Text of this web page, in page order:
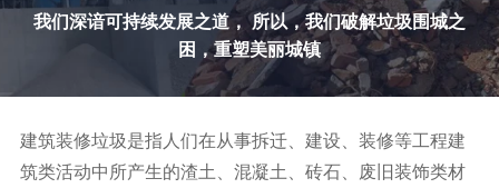
四轴撕碎机 液压粗碎机
垃圾破袋机 移动式撕碎站
粉碎设备
环锤式粉碎机 鼓式粉碎机
破碎设备
解决方案
新闻资讯
我们深谙可持续发展之道， 所以，我们破解垃圾围城之
困，重塑美丽城镇
建筑装修垃圾是指人们在从事拆迁、建设、装修等工程建
筑类活动中所产生的渣土、混凝土、砖石、废旧装饰类材